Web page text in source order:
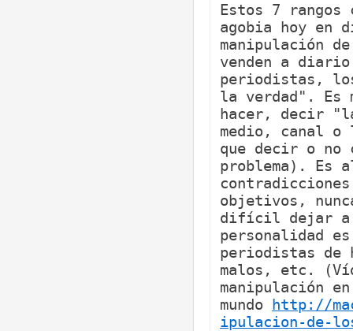
Estos 7
agobia hoy en
manipulación
venden a diario
periodistas,
la verdad". Es
hacer, decir
medio, canal o
que decir o no
problema). Es
objetivos,
difícil dejar a
personalidad
periodistas de
malos, etc.
manipulación
mundo http://
ipulacion-de-